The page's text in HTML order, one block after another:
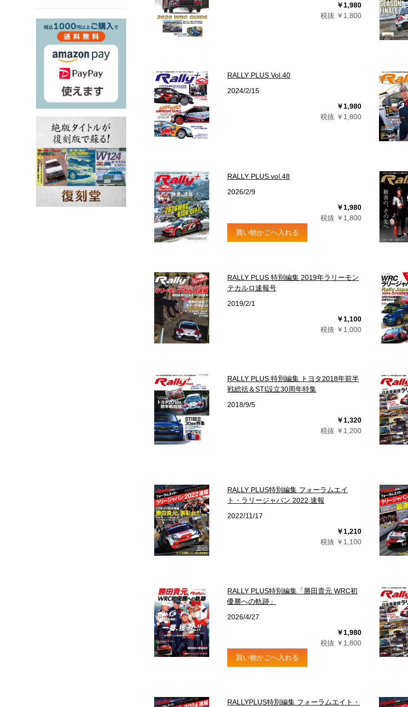
￥1,980
税抜 ￥1,800
RALLY PLUS Vol.40
2024/2/15
￥1,980
税抜 ￥1,800
RALLY PLUS vol.48
2026/2/9
￥1,980
税抜 ￥1,800
買い物かごへ入れる
RALLY PLUS 特別編集 2019年ラリーモン
テカルロ速報号
2019/2/1
￥1,100
税抜 ￥1,000
RALLY PLUS 特別編集 トヨタ2018年前半
戦総括＆STI設立30周年特集
2018/9/5
￥1,320
税抜 ￥1,200
RALLY PLUS特別編集 フォーラムエイ
ト・ラリージャパン 2022 速報
2022/11/17
￥1,210
税抜 ￥1,100
RALLY PLUS特別編集「勝田貴元 WRC初
優勝への軌跡」
2026/4/27
￥1,980
税抜 ￥1,800
買い物かごへ入れる
RALLYPLUS特別編集 フォーラムエイト・